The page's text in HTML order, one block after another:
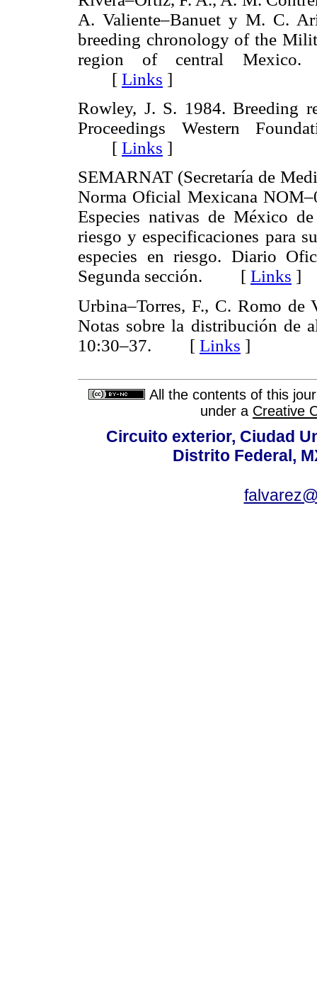
A. Valiente–Banuet y M. C.
breeding chronology of the
region of central Mexico.
[ Links ]
Rowley, J. S. 1984. Breeding
Proceedings Western
[ Links ]
SEMARNAT (Secretaría de
Norma Oficial Mexicana
Especies nativas de México
riesgo y especificaciones para
especies en riesgo. Diario
Segunda sección. [ Links ]
Urbina–Torres, F., C. Romo de
Notas sobre la distribución de
10:30–37. [ Links ]
All the contents of this
under a Creative
Circuito exterior, Ciudad
Distrito Federal,